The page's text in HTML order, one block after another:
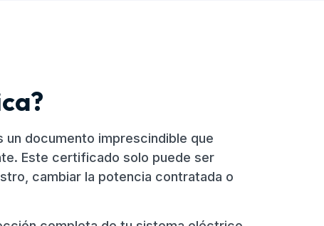
un documento imprescindible que
Este certificado solo puede ser
cambiar la potencia contratada o